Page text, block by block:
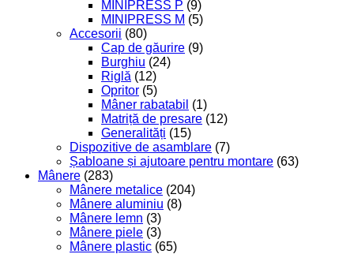
MINIPRESS P (9)
MINIPRESS M (5)
Accesorii (80)
Cap de găurire (9)
Burghiu (24)
Riglă (12)
Opritor (5)
Mâner rabatabil (1)
Matriță de presare (12)
Generalități (15)
Dispozitive de asamblare (7)
Șabloane și ajutoare pentru montare (63)
Mânere (283)
Mânere metalice (204)
Mânere aluminiu (8)
Mânere lemn (3)
Mânere piele (3)
Mânere plastic (65)